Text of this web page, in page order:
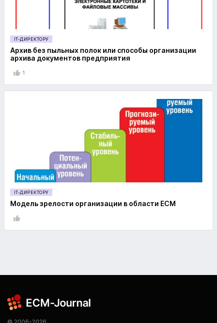
IT-ДИРЕКТОРУ
Архив без пыльных полок или способы организации
архива документов предприятия
1
IT-ДИРЕКТОРУ
Модель зрелости организации в области ECM